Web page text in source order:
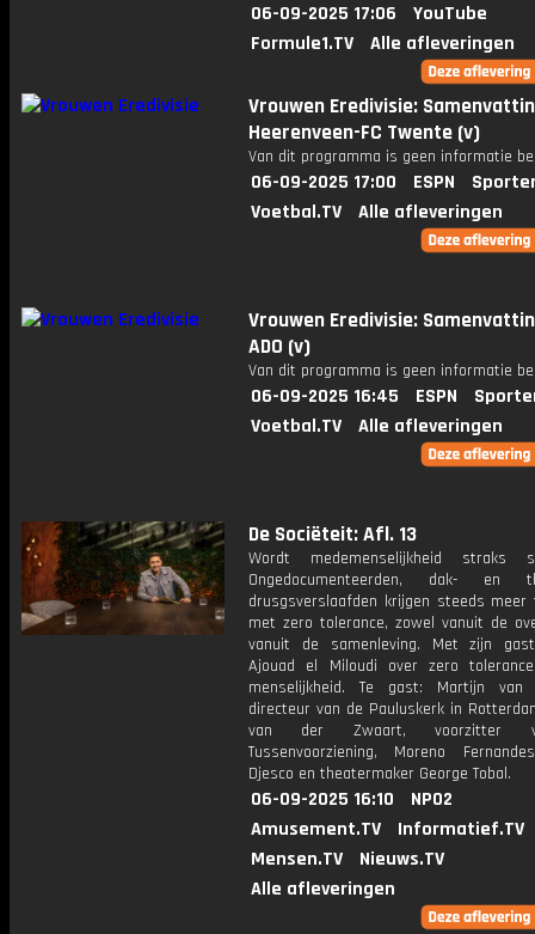
06-09-2025 17:06
YouTube
Formule1.TV
Alle afleveringen
Vrouwen Eredivisie:
Heerenveen-FC Twente (v)
Van dit programma is geen informatie
06-09-2025 17:00 ESPN
Voetbal.TV
Alle afleveringen
Vrouwen Eredivisie:
ADO (v)
Van dit programma is geen informatie
06-09-2025 16:45 ESPN
Voetbal.TV
Alle afleveringen
De Sociëteit: Afl. 13
Wordt medemenselijkheid straks
Ongedocumenteerden, dak- en
drusgsverslaafden krijgen steeds meer
met zero tolerance, zowel vanuit de
vanuit de samenleving. Met zijn
Ajouad el Miloudi over zero
menselijkheid. Te gast: Martijn van
directeur van de Pauluskerk in
van der Zwaart, voorzitter
Tussenvoorziening, Moreno
Djesco en theatermaker George Tobal.
06-09-2025 16:10
NPO2
Amusement.TV
Informatief.TV
Mensen.TV
Nieuws.TV
Alle afleveringen